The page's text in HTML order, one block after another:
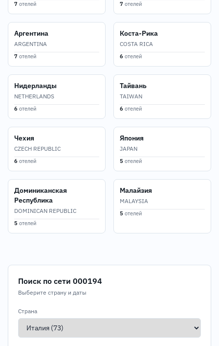
7 отелей 7 отелей
Аргентина
ARGENTINA
7 отелей
Коста-Рика
COSTA RICA
6 отелей
Нидерланды
NETHERLANDS
6 отелей
Тайвань
TAIWAN
6 отелей
Чехия
CZECH REPUBLIC
6 отелей
Япония
JAPAN
5 отелей
Доминиканская
Республика
DOMINICAN REPUBLIC
5 отелей
Малайзия
MALAYSIA
5 отелей
Поиск по сети 000194
Выберите страну и даты
Страна